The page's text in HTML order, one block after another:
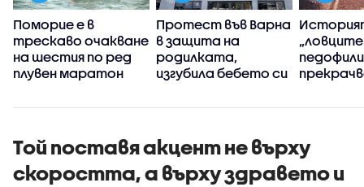
Поморие е в
трескаво очакване
на шестия по ред
плувен маратон
Протест във Варна
в защита на
родилката,
изгубила бебето си
раждането
Той поставя акцент не върху
скоростта, а върху здравето и